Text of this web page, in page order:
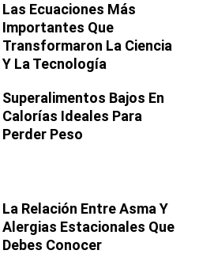
Las Ecuaciones Más
Importantes Que
Transformaron La Ciencia
Y La Tecnología
Superalimentos Bajos En
Calorías Ideales Para
Perder Peso
La Relación Entre Asma Y
Alergias Estacionales Que
Debes Conocer